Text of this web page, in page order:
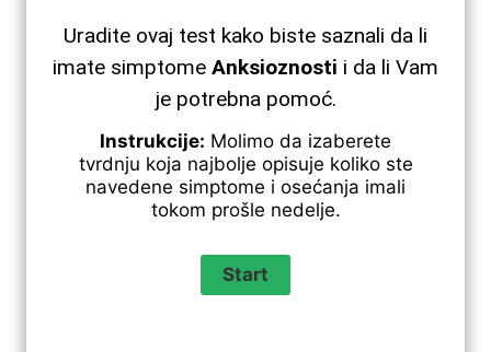
Uradite ovaj test kako biste saznali da li
imate simptome Anksioznosti i da li Vam
je potrebna pomoć.
Instrukcije: Molimo da izaberete
tvrdnju koja najbolje opisuje koliko ste
navedene simptome i osećanja imali
tokom prošle nedelje.